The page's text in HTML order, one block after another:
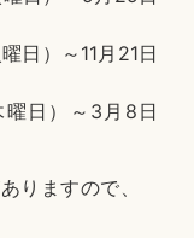
）～11月21日
日）～3月8日
りますので、